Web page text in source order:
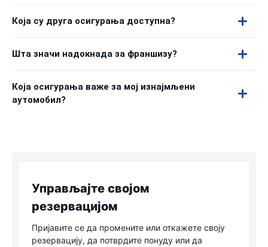
Која су друга осигурања доступна?
Шта значи надокнада за франшизу?
Која осигурања важе за мој изнајмљени
аутомобил?
Управљајте својом
резервацијом
Пријавите се да промените или откажете своју
резервацију, да потврдите понуду или да